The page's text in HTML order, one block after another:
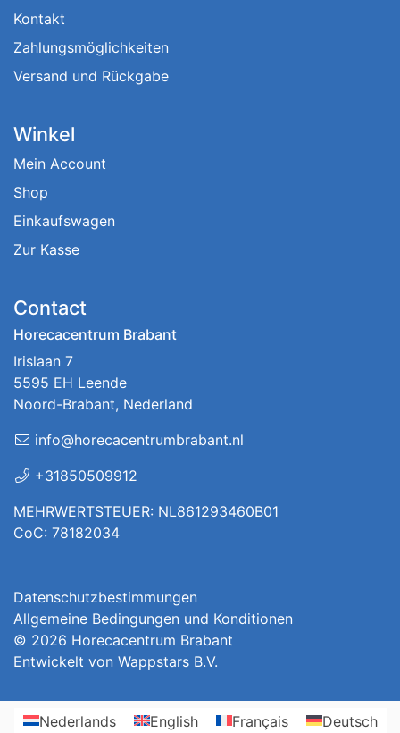
Kontakt
Zahlungsmöglichkeiten
Versand und Rückgabe
Winkel
Mein Account
Shop
Einkaufswagen
Zur Kasse
Contact
Horecacentrum Brabant
Irislaan 7
5595 EH Leende
Noord-Brabant, Nederland
info@horecacentrumbrabant.nl
+31850509912
MEHRWERTSTEUER: NL861293460B01
CoC: 78182034
Datenschutzbestimmungen
Allgemeine Bedingungen und Konditionen
© 2026 Horecacentrum Brabant
Entwickelt von Wappstars B.V.
Nederlands English Français Deutsch